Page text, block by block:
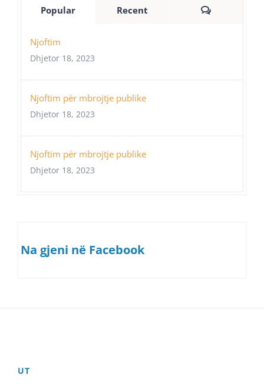
Popular Recent Comments
Njoftim
Dhjetor 18, 2023
Njoftim për mbrojtje publike
Dhjetor 18, 2023
Njoftim për mbrojtje publike
Dhjetor 18, 2023
Na gjeni në Facebook
UT